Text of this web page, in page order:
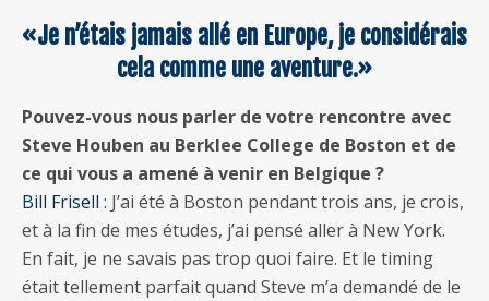
«Je n’étais jamais allé en Europe, je considérais
cela comme une aventure.»
Pouvez-vous nous parler de votre rencontre avec
Steve Houben au Berklee College de Boston et de
ce qui vous a amené à venir en Belgique ?
Bill Frisell : J’ai été à Boston pendant trois ans, je crois,
et à la fin de mes études, j’ai pensé aller à New York.
En fait, je ne savais pas trop quoi faire. Et le timing
était tellement parfait quand Steve m’a demandé de le